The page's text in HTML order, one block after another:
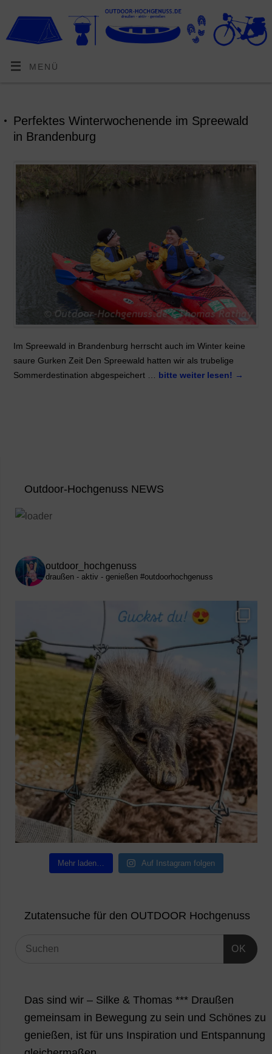
MENÜ
Perfektes Winterwochenende im Spreewald
in Brandenburg
Im Spreewald in Brandenburg herrscht auch im Winter keine
saure Gurken Zeit Den Spreewald hatten wir als trubelige
Sommerdestination abgespeichert … bitte weiter lesen! →
Outdoor-Hochgenuss NEWS
outdoor_hochgenuss
draußen - aktiv - genießen #outdoorhochgenuss
Mehr laden… Auf Instagram folgen
Zutatensuche für den OUTDOOR Hochgenuss
OK
Das sind wir – Silke & Thomas *** Draußen
gemeinsam in Bewegung zu sein und Schönes zu
genießen, ist für uns Inspiration und Entspannung